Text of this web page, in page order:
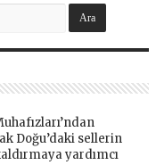
Doğu’daki sellerin
yardımcı